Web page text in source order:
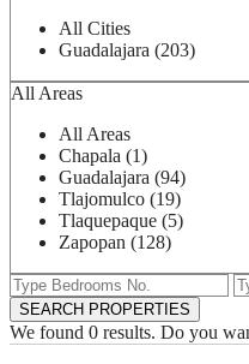
All Cities
Guadalajara (203)
All Areas
All Areas
Chapala (1)
Guadalajara (94)
Tlajomulco (19)
Tlaquepaque (5)
Zapopan (128)
We found 0 results. Do you